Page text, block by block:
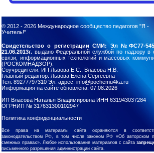
© 2012 - 2026 Международное сообщество педагогов "Я -
Учитель!"
Свидетельство о регистрации СМИ: Эл №ФС77-
21.06.2013г. выдано Федеральной службой по надзору в
связи, информационных технологий и массовых
(РОСКОМНАДЗОР).
Соучредители: ИП Львова Е.С., Власова Н.В.
Главный редактор: Львова Елена Сергеевна
Тел. 89277797310 Эл. адрес: info@pochemu4ka.ru
Информация на сайте обновлена: 07.08.2026
ИП Власова Наталья Владимировна ИНН 631943037284
ОГРНИП № 317631300102947
Политика конфиденциальности
Все права на материалы сайта охраняются в
законодательством РФ, в том числе законом РФ «Об авторском
смежных правах». Любое использование материалов с сайта
письменного разрешения администрации сайта.